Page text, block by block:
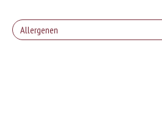
Allergenen